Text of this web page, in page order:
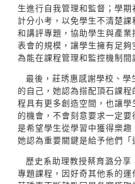
生進行自我管理和監督；學
計分小考，以免學生不清楚
和講評專題，協助學生與產
表會的規模，讓學生擁有足
為能在課程管理和監控機制間
最後，莊琇惠感謝學校、學
的自己，她認為搭配頂石課
程具有更多創造空間，也讓
的機會，不會刻意要求一定
是希望學生從學習中獲得樂趣
她認為重要關鍵是給予他們「
歷史系助理教授蔡育潞分
專題課程，因好奇其他系的